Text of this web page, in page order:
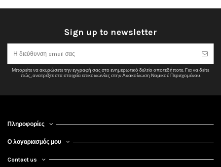
Sign up to newsletter
Μπορείτε να ακυρώσετε την εγγραφή σας στο ενημερωτικό δελτίο οποτεδήποτε. Για να δείτε
πώς, ανατρέξτε στα στοιχεία επικοινωνίας στην Ανακοίνωση Νομικού Περιεχομένου.
Πληροφορίες
Ο λογαριασμός μου
Contact us